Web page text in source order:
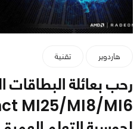
هاردوير تقنية